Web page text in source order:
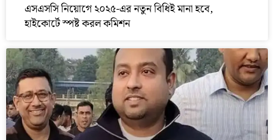
এসএসসি নিয়োগে ২০২৫-এর নতুন বিধিই মানা হবে,
হাইকোর্টে স্পষ্ট করল কমিশন